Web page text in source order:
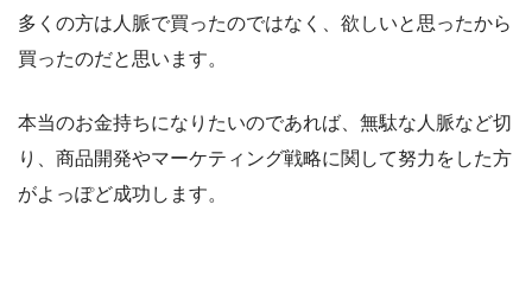
多くの方は人脈で買ったのではなく、欲しいと思ったから
買ったのだと思います。
本当のお金持ちになりたいのであれば、無駄な人脈など切
り、商品開発やマーケティング戦略に関して努力をした方
がよっぽど成功します。